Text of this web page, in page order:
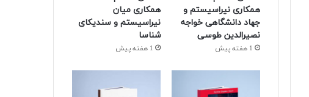
همکاری نیراسیستم و
جهاد دانشگاهی خواجه
نصیرالدین طوسی
1 هفته پیش
همکاری میان
نیراسیستم و سندیکای
شناسا
1 هفته پیش